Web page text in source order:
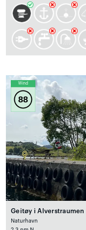
Wind
88
Geitøy i Alverstraumen
Naturhavn